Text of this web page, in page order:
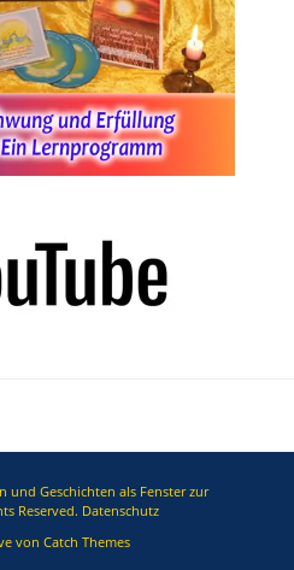
und Geschichten als Fenster zur
Reserved. Datenschutz
von Catch Themes